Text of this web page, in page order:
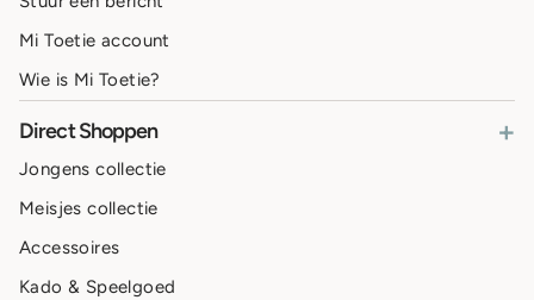
Mi Toetie account
Wie is Mi Toetie?
Direct Shoppen +
Jongens collectie
Meisjes collectie
Accessoires
Kado & Speelgoed